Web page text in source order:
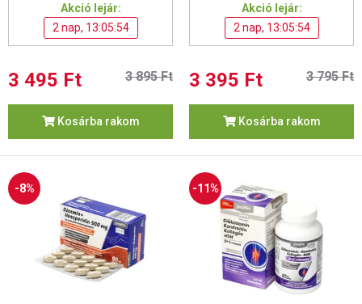
Akció lejár:
2 nap, 13:05:53
3 495 Ft 3 895 Ft
Kosárba rakom
Akció lejár:
2 nap, 13:05:53
3 395 Ft 3 795 Ft
Kosárba rakom
-8% -11%